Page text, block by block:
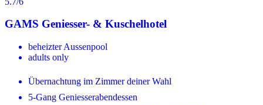
GAMS Geniesser- & Kuschelhotel
beheizter Aussenpool
adults only
Übernachtung im Zimmer deiner Wahl
5-Gang Geniesserabendessen